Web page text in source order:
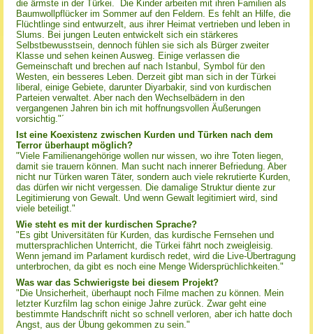
die ärmste in der Türkei. Die Kinder arbeiten mit ihren Familien als
Baumwollpflücker im Sommer auf den Feldern. Es fehlt an Hilfe, die
Flüchtlinge sind entwurzelt, aus ihrer Heimat vertrieben und leben in
Slums. Bei jungen Leuten entwickelt sich ein stärkeres
Selbstbewusstsein, dennoch fühlen sie sich als Bürger zweiter
Klasse und sehen keinen Ausweg. Einige verlassen die
Gemeinschaft und brechen auf nach Istanbul, Symbol für den
Westen, ein besseres Leben. Derzeit gibt man sich in der Türkei
liberal, einige Gebiete, darunter Diyarbakir, sind von kurdischen
Parteien verwaltet. Aber nach den Wechselbädern in den
vergangenen Jahren bin ich mit hoffnungsvollen Äußerungen
vorsichtig."´
Ist eine Koexistenz zwischen Kurden und Türken nach dem
Terror überhaupt möglich?
"Viele Familienangehörige wollen nur wissen, wo ihre Toten liegen,
damit sie trauern können. Man sucht nach innerer Befriedung. Aber
nicht nur Türken waren Täter, sondern auch viele rekrutierte Kurden,
das dürfen wir nicht vergessen. Die damalige Struktur diente zur
Legitimierung von Gewalt. Und wenn Gewalt legitimiert wird, sind
viele beteiligt."
Wie steht es mit der kurdischen Sprache?
"Es gibt Universitäten für Kurden, das kurdische Fernsehen und
muttersprachlichen Unterricht, die Türkei fährt noch zweigleisig.
Wenn jemand im Parlament kurdisch redet, wird die Live-Übertragung
unterbrochen, da gibt es noch eine Menge Widersprüchlichkeiten."
Was war das Schwierigste bei diesem Projekt?
"Die Unsicherheit, überhaupt noch Filme machen zu können. Mein
letzter Kurzfilm lag schon einige Jahre zurück. Zwar geht eine
bestimmte Handschrift nicht so schnell verloren, aber ich hatte doch
Angst, aus der Übung gekommen zu sein."